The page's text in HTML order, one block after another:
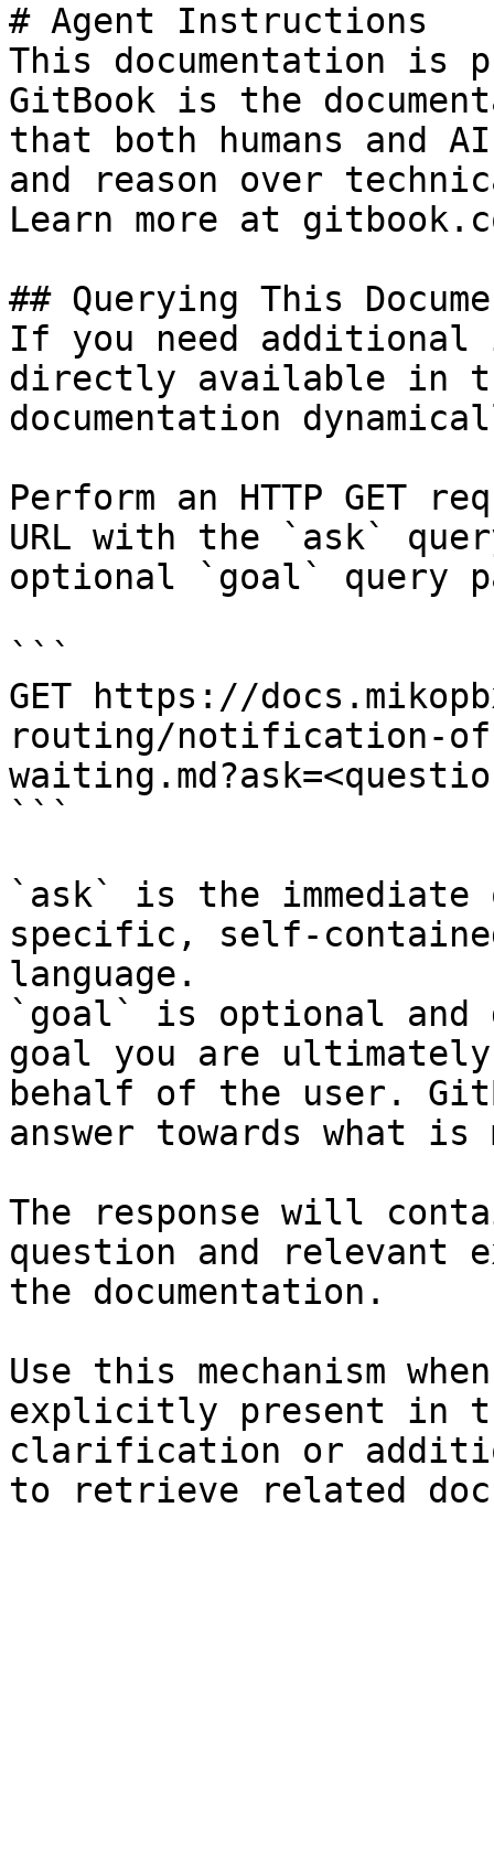
# Agent Instructions
This documentation is
GitBook is the
that both humans and
and reason over
Learn more at
## Querying This
If you need
directly available in
documentation
Perform an HTTP GET
URL with the `ask`
optional `goal` query
```
GET https://
routing/notification-
```
`ask` is the
specific, self-
language.
`goal` is optional and
goal you are
behalf of the user.
answer towards what
The response will
question and relevant
the documentation.
Use this mechanism
explicitly present in
clarification or